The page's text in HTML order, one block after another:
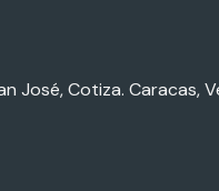
José, Cotiza. Caracas,